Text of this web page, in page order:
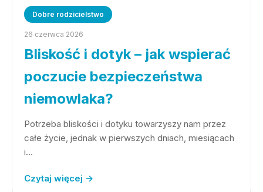
Dobre rodzicielstwo
26 czerwca 2026
Bliskość i dotyk – jak wspierać
poczucie bezpieczeństwa
niemowlaka?
Potrzeba bliskości i dotyku towarzyszy nam przez
całe życie, jednak w pierwszych dniach, miesiącach
i…
Czytaj więcej →